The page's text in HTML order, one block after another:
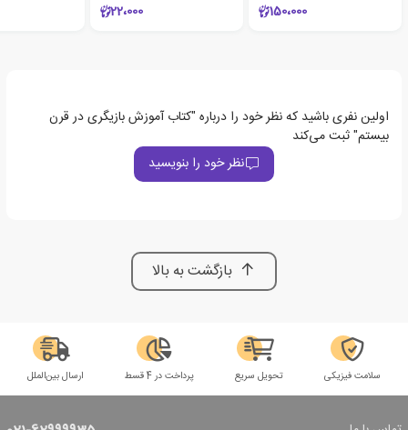
150،000 22،000
اولین نفری باشید که نظر خود را درباره "کتاب آموزش بازیگری در قرن
بیستم" ثبت می‌کند
نظر خود را بنویسید
بازگشت به بالا
سلامت فیزیکی تحویل سریع پرداخت در 4 قسط ارسال بین‌الملل